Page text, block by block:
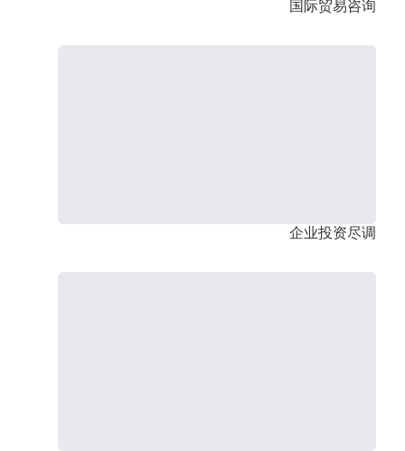
国际贸易咨询
企业投资尽调